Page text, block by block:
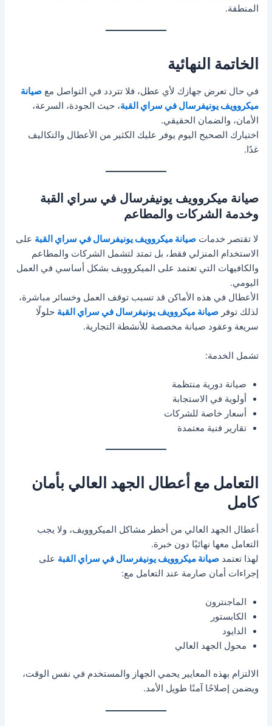
المنطقة.
الخاتمة النهائية
في حال تعرض جهازك لأي عطل، فلا تتردد في التواصل معصيانة
ميكروويف يونيفرسال في سراي القبة، حيث الجودة، السرعة،
الأمان، والضمان الحقيقي.
اختيارك الصحيح اليوم يوفر عليك الكثير من الأعطال والتكاليف
غدًا.
صيانة ميكروويف يونيفرسال في سراي القبة
وخدمة الشركات والمطاعم
لا تقتصر خدماتصيانة ميكروويف يونيفرسال في سراي القبة على
الاستخدام المنزلي فقط، بل تمتد لتشمل الشركات والمطاعم
والكافيهات التي تعتمد على الميكروويف بشكل أساسي في العمل
اليومي.
الأعطال في هذه الأماكن قد تسبب توقف العمل وخسائر مباشرة،
لذلك توفرصيانة ميكروويف يونيفرسال في سراي القبة حلولًا
سريعة وعقود صيانة مخصصة للأنشطة التجارية.
تشمل الخدمة:
صيانة دورية منتظمة
أولوية في الاستجابة
أسعار خاصة للشركات
تقارير فنية معتمدة
التعامل مع أعطال الجهد العالي بأمان
كامل
أعطال الجهد العالي من أخطر مشاكل الميكروويف، ولا يجب
التعامل معها نهائيًا دون خبرة.
لهذا تعتمدصيانة ميكروويف يونيفرسال في سراي القبة على
إجراءات أمان صارمة عند التعامل مع:
الماجنترون
الكابستور
الدايود
محول الجهد العالي
الالتزام بهذه المعايير يحمي الجهاز والمستخدم في نفس الوقت،
ويضمن إصلاحًا آمنًا طويل الأمد.